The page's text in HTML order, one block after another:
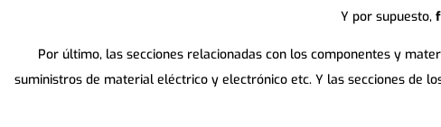
Y por supuesto,
Por último, las secciones relacionadas con los componentes y
suministros de material eléctrico y electrónico etc. Y las secciones de